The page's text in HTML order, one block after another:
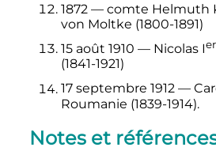
1872 — comte Helmuth
von Moltke (1800-1891)
15 août 1910 — Nicolas Ier
(1841-1921)
17 septembre 1912—
Roumanie (1839-1914).
Notes et